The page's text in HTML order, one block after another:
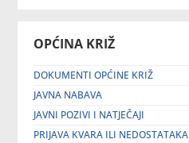
OPĆINA KRIŽ
DOKUMENTI OPĆINE KRIŽ
JAVNA NABAVA
JAVNI POZIVI I NATJEČAJI
PRIJAVA KVARA ILI NEDOSTATAKA